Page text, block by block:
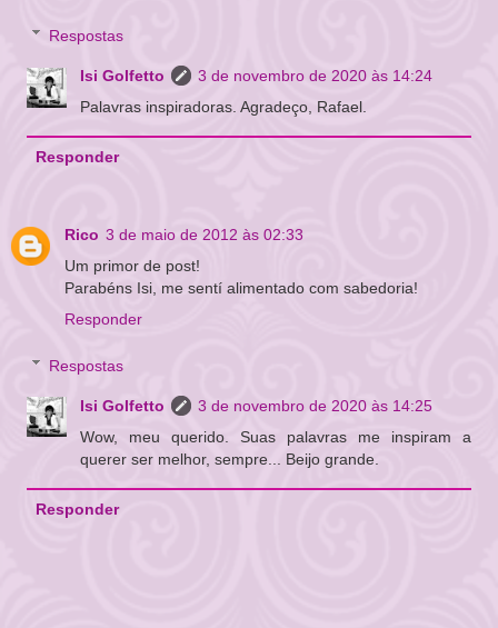
Respostas
Isi Golfetto
3 de novembro de 2020 às 14:24
Palavras inspiradoras. Agradeço, Rafael.
Responder
Rico 3 de maio de 2012 às 02:33
Um primor de post!
Parabéns Isi, me sentí alimentado com sabedoria!
Responder
Respostas
Isi Golfetto
3 de novembro de 2020 às 14:25
Wow, meu querido. Suas palavras me inspiram a
querer ser melhor, sempre... Beijo grande.
Responder